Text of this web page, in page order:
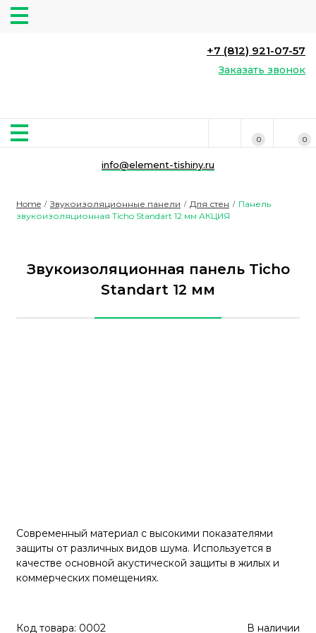
+7 (812) 921-07-57
Заказать звонок
info@element-tishiny.ru
0
0
Home / Звукоизоляционные панели / Для стен / Панель
звукоизоляционная Ticho Standart 12 мм АКЦИЯ
Звукоизоляционная панель Ticho
Standart 12 мм
Современный материал с высокими показателями
защиты от различных видов шума. Используется в
качестве основной акустической защиты в жилых и
коммерческих помещениях.
Код товара: 0002 В наличии